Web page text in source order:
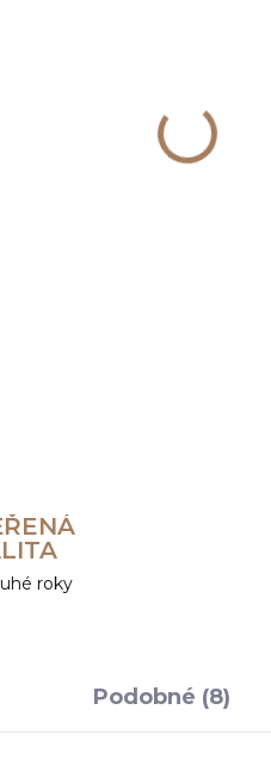
Malý
roky
Podobné (8)